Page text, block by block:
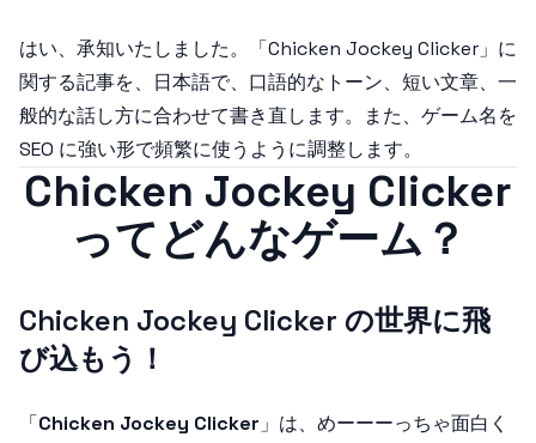
はい、承知いたしました。「Chicken Jockey Clicker」に
関する記事を、日本語で、口語的なトーン、短い文章、一
般的な話し方に合わせて書き直します。また、ゲーム名を
SEO に強い形で頻繁に使うように調整します。
Chicken Jockey Clicker
ってどんなゲーム？
Chicken Jockey Clicker の世界に飛
び込もう！
「Chicken Jockey Clicker 」は、めーーーっちゃ面白く